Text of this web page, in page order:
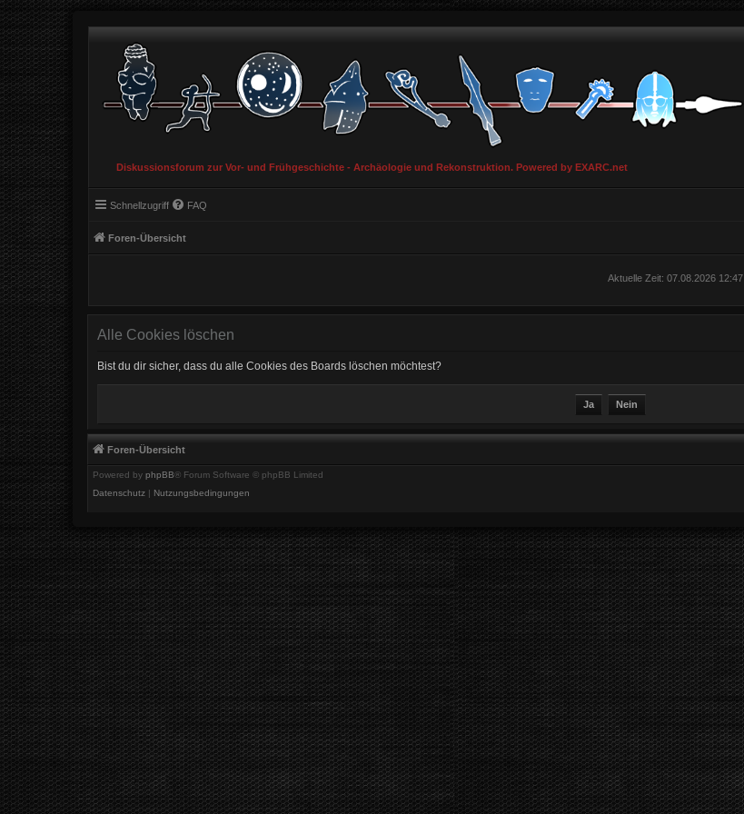
Diskussionsforum zur Vor- und Frühgeschichte - Archäologie und Rekonstruktion. Powered by EXARC.net
Schnellzugriff FAQ
Foren-Übersicht
Aktuelle Zeit: 07.08.2026 12:47
Alle Cookies löschen
Bist du dir sicher, dass du alle Cookies des Boards löschen möchtest?
Foren-Übersicht
Powered by phpBB® Forum Software © phpBB Limited
Datenschutz Nutzungsbedingungen